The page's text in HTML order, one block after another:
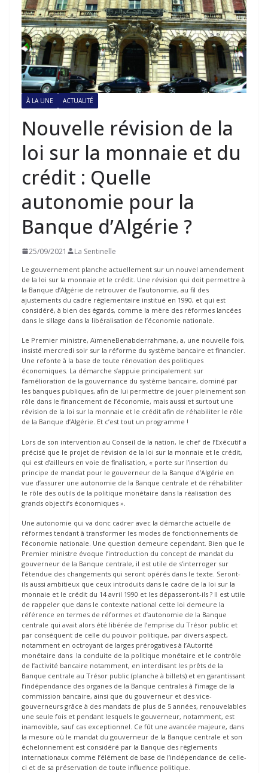
À LA UNE ACTUALITÉ
Nouvelle révision de la
loi sur la monnaie et du
crédit : Quelle
autonomie pour la
Banque d’Algérie ?
25/09/2021 La Sentinelle
Le gouvernement planche actuellement sur un nouvel amendement
de la loi sur la monnaie et le crédit. Une révision qui doit permettre à
la Banque d’Algérie de retrouver de l’autonomie, au fil des
ajustements du cadre réglementaire institué en 1990, et qui est
considéré, à bien des égards, comme la mère des réformes lancées
dans le sillage dans la libéralisation de l’économie nationale.
Le Premier ministre, AïmeneBenabderrahmane, a, une nouvelle fois,
insisté mercredi soir sur la réforme du système bancaire et financier.
Une refonte à la base de toute rénovation des politiques
économiques. La démarche s’appuie principalement sur
l’amélioration de la gouvernance du système bancaire, dominé par
les banques publiques, afin de lui permettre de jouer pleinement son
rôle dans le financement de l’économie, mais aussi et surtout une
révision de la loi sur la monnaie et le crédit afin de réhabiliter le rôle
de la Banque d’Algérie. Et c’est tout un programme !
Lors de son intervention au Conseil de la nation, le chef de l’Exécutif a
précisé que le projet de révision de la loi sur la monnaie et le crédit,
qui est d’ailleurs en voie de finalisation, « porte sur l’insertion du
principe de mandat pour le gouverneur de la Banque d’Algérie en
vue d’assurer une autonomie de la Banque centrale et de réhabiliter
le rôle des outils de la politique monétaire dans la réalisation des
grands objectifs économiques ».
Une autonomie qui va donc cadrer avec la démarche actuelle de
réformes tendant à transformer les modes de fonctionnements de
l’économie nationale. Une question demeure cependant. Bien que le
Premier ministre évoque l’introduction du concept de mandat du
gouverneur de la Banque centrale, il est utile de s’interroger sur
l’étendue des changements qui seront opérés dans le texte. Seront-
ils aussi ambitieux que ceux introduits dans le cadre de la loi sur la
monnaie et le crédit du 14 avril 1990 et les dépasseront-ils ? Il est utile
de rappeler que dans le contexte national cette loi demeure la
référence en termes de réformes et d’autonomie de la Banque
centrale qui avait alors été libérée de l’emprise du Trésor public et
par conséquent de celle du pouvoir politique, par divers aspect,
notamment en octroyant de larges prérogatives à l’Autorité
monétaire dans la conduite de la politique monétaire et le contrôle
de l’activité bancaire notamment, en interdisant les prêts de la
Banque centrale au Trésor public (planche à billets) et en garantissant
l’indépendance des organes de la Banque centrales à l’image de la
commission bancaire, ainsi que du gouverneur et des vice-
gouverneurs grâce à des mandats de plus de 5 années, renouvelables
une seule fois et pendant lesquels le gouverneur, notamment, est
inamovible, sauf cas exceptionnel. Ce fût une avancée majeure, dans
la mesure où le mandat du gouverneur de la Banque centrale et son
échelonnement est considéré par la Banque des règlements
internationaux comme l’élément de base de l’indépendance de celle-
ci et de sa préservation de toute influence politique.